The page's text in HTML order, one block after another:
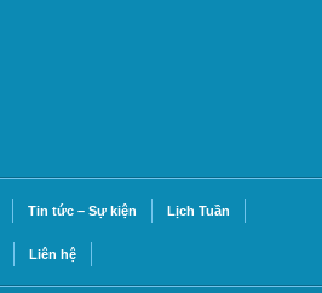
Tin tức – Sự kiện Lịch Tuần
Liên hệ